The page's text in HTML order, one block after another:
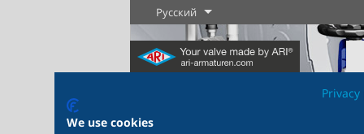
Русский
We use cookies